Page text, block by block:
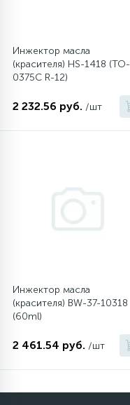
Шланги залива
Инжектор масла
(красителя) HS-1418 (TO-
0375C R-12)
2 232.56 руб. /шт
Инжектор масла
(красителя) BW-37-10318
(60ml)
2 461.54 руб. /шт